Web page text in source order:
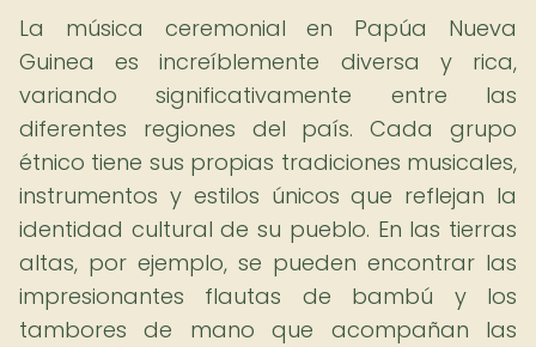
La música ceremonial en Papúa Nueva
Guinea es increíblemente diversa y rica,
variando significativamente entre las
diferentes regiones del país. Cada grupo
étnico tiene sus propias tradiciones musicales,
instrumentos y estilos únicos que reflejan la
identidad cultural de su pueblo. En las tierras
altas, por ejemplo, se pueden encontrar las
impresionantes flautas de bambú y los
tambores de mano que acompañan las